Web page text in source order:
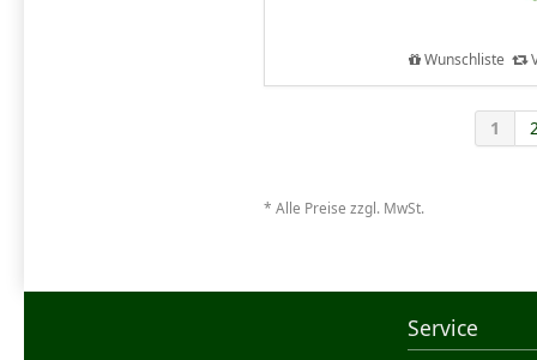
Wunschliste
1
* Alle Preise zzgl. MwSt.
Service